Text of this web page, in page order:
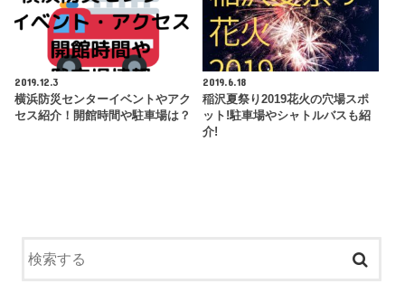
2019.12.3
横浜防災センターイベントやアク
セス紹介！開館時間や駐車場は？
2019.6.18
稲沢夏祭り2019花火の穴場スポ
ット!駐車場やシャトルバスも紹
介!